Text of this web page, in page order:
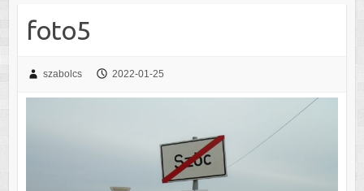
foto5
szabolcs 2022-01-25